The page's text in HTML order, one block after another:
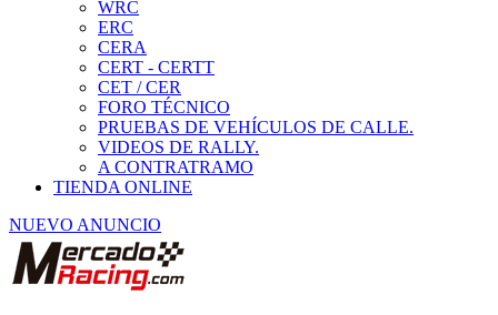
WRC
ERC
CERA
CERT - CERTT
CET / CER
FORO TÉCNICO
PRUEBAS DE VEHÍCULOS DE CALLE.
VIDEOS DE RALLY.
A CONTRATRAMO
TIENDA ONLINE
NUEVO ANUNCIO